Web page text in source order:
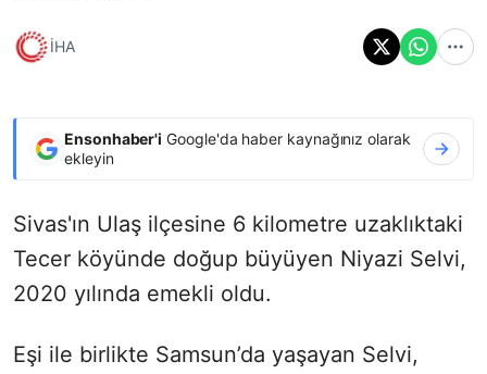
İHA
Ensonhaber'i Google'da haber kaynağınız olarak
ekleyin
Sivas'ın Ulaş ilçesine 6 kilometre uzaklıktaki
Tecer köyünde doğup büyüyen Niyazi Selvi,
2020 yılında emekli oldu.
Eşi ile birlikte Samsun’da yaşayan Selvi,